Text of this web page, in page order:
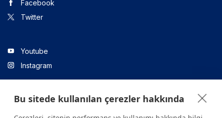
Facebook
Twitter
Youtube
Instagram
Linkedin
Bu sitede kullanılan çerezler hakkında